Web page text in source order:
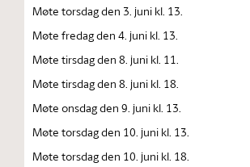
Møte torsdag den 3. juni kl. 13.
Møte fredag den 4. juni kl. 13.
Møte tirsdag den 8. juni kl. 11.
Møte tirsdag den 8. juni kl. 18.
Møte onsdag den 9. juni kl. 13.
Møte torsdag den 10. juni kl. 13.
Møte torsdag den 10. juni kl. 18.